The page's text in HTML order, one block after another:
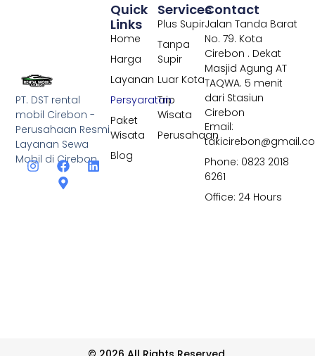
PT. DST rental
mobil Cirebon -
Perusahaan Resmi
Layanan Sewa
Mobil di Cirebon
Services
Plus Supir
Tanpa
Supir
Luar Kota
Trip
Wisata
Perusahaan
Quick
Links
Home
Harga
Layanan
Persyaratan
Paket
Wisata
Blog
Contact
Jalan Tanda Barat
No. 79. Kota
Cirebon . Dekat
Masjid Agung AT
TAQWA. 5 menit
dari Stasiun
Cirebon
Email:
Phone: 0823 2018
6261
Office: 24 Hours